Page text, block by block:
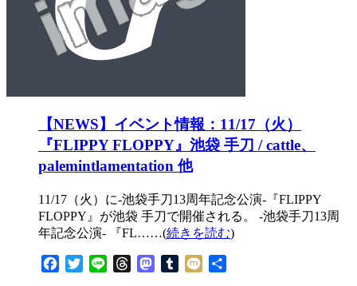
【NEWS】イベント情報：11/17（火）
『FLIPPY FLOPPY』池袋 手刀 / cattle、
palemintlamentation 他
11/17（火）に-池袋手刀13周年記念公演-『FLIPPY
FLOPPY』が池袋 手刀で開催される。 -池袋手刀13周
年記念公演- 『FL……(続きを読む)
FacebookTwitterLine ThreadsMastodonTumblrMixi